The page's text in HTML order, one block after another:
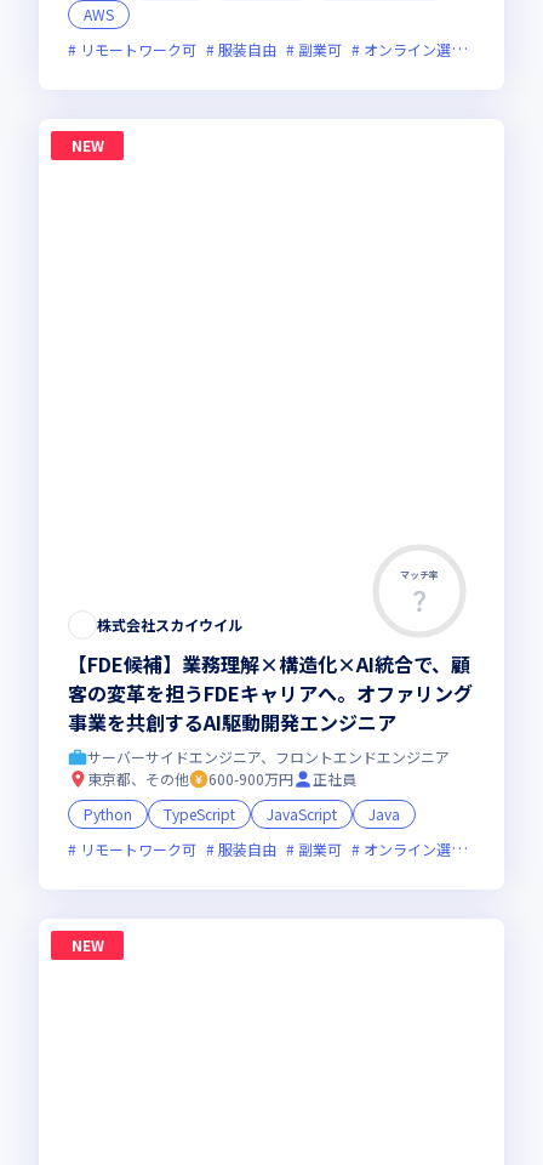
AWS
リモートワーク可
服装自由 副業可 オンライン選考可
NEW
マッチ率
株式会社スカイウイル
【FDE候補】業務理解×構造化×AI統合で、顧
客の変革を担うFDEキャリアへ。オファリング
事業を共創するAI駆動開発エンジニア
サーバーサイドエンジニア、フロントエンドエンジニア
東京都、その他
600-900万円
正社員
Python
TypeScript JavaScript
Java
リモートワーク可
服装自由 副業可 オンライン選考可
NEW